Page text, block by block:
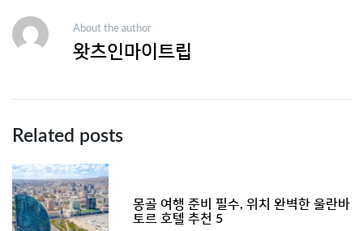
About the author
왓츠인마이트립
Related posts
몽골 여행 준비 필수, 위치 완벽한 울란바
토르 호텔 추천 5